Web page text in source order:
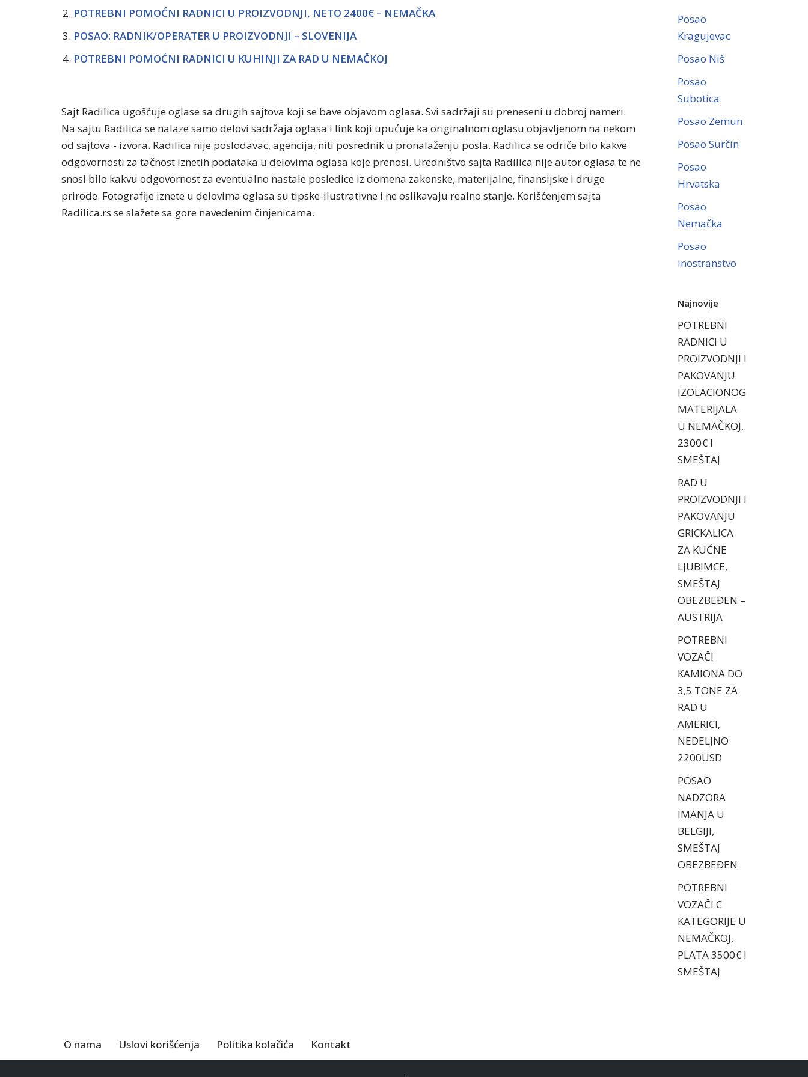
POTREBNI POMOĆNI RADNICI U PROIZVODNJI, NETO 2400€ – NEMAČKA
POSAO: RADNIK/OPERATER U PROIZVODNJI – SLOVENIJA
POTREBNI POMOĆNI RADNICI U KUHINJI ZA RAD U NEMAČKOJ
Sajt Radilica ugošćuje oglase sa drugih sajtova koji se bave objavom oglasa. Svi sadržaji su preneseni u dobroj nameri.
Na sajtu Radilica se nalaze samo delovi sadržaja oglasa i link koji upućuje ka originalnom oglasu objavljenom na nekom
od sajtova - izvora. Radilica nije poslodavac, agencija, niti posrednik u pronalaženju posla. Radilica se odriče bilo kakve
odgovornosti za tačnost iznetih podataka u delovima oglasa koje prenosi. Uredništvo sajta Radilica nije autor oglasa te ne
snosi bilo kakvu odgovornost za eventualno nastale posledice iz domena zakonske, materijalne, finansijske i druge
prirode. Fotografije iznete u delovima oglasa su tipske-ilustrativne i ne oslikavaju realno stanje. Korišćenjem sajta
Radilica.rs se slažete sa gore navedenim činjenicama.
Posao
Kragujevac
Posao Niš
Posao
Subotica
Posao Zemun
Posao Surčin
Posao
Hrvatska
Posao
Nemačka
Posao
inostranstvo
Najnovije
POTREBNI
RADNICI U
PROIZVODNJI I
PAKOVANJU
IZOLACIONOG
MATERIJALA
U NEMAČKOJ,
2300€ I
SMEŠTAJ
RAD U
PROIZVODNJI I
PAKOVANJU
GRICKALICA
ZA KUĆNE
LJUBIMCE,
SMEŠTAJ
OBEZBEĐEN –
AUSTRIJA
POTREBNI
VOZAČI
KAMIONA DO
3,5 TONE ZA
RAD U
AMERICI,
NEDELJNO
2200USD
POSAO
NADZORA
IMANJA U
BELGIJI,
SMEŠTAJ
OBEZBEĐEN
POTREBNI
VOZAČI C
KATEGORIJE U
NEMAČKOJ,
PLATA 3500€ I
SMEŠTAJ
O nama Uslovi korišćenja Politika kolačića Kontakt